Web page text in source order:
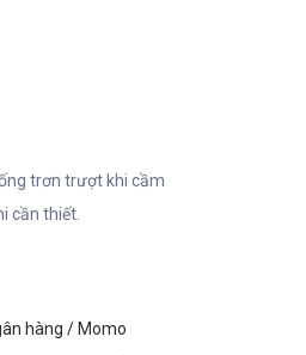
trơn trượt khi cầm
cần thiết.
hàng / Momo